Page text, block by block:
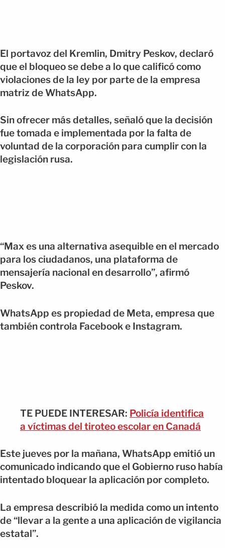
El portavoz del Kremlin, Dmitry Peskov, declaró
que el bloqueo se debe a lo que calificó como
violaciones de la ley por parte de la empresa
matriz de WhatsApp.
Sin ofrecer más detalles, señaló que la decisión
fue tomada e implementada por la falta de
voluntad de la corporación para cumplir con la
legislación rusa.
“Max es una alternativa asequible en el mercado
para los ciudadanos, una plataforma de
mensajería nacional en desarrollo”, afirmó
Peskov.
WhatsApp es propiedad de Meta, empresa que
también controla Facebook e Instagram.
TE PUEDE INTERESAR: Policía identifica
a víctimas del tiroteo escolar en Canadá
Este jueves por la mañana, WhatsApp emitió un
comunicado indicando que el Gobierno ruso había
intentado bloquear la aplicación por completo.
La empresa describió la medida como un intento
de “llevar a la gente a una aplicación de vigilancia
estatal”.